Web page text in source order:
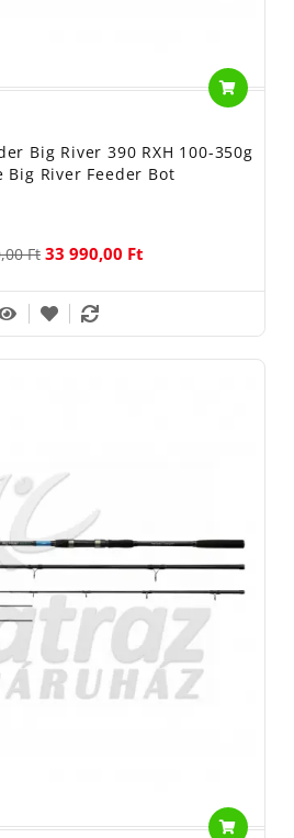
Big River 390 RXH 100-350g
Big River Feeder Bot
Ft 33 990,00 Ft